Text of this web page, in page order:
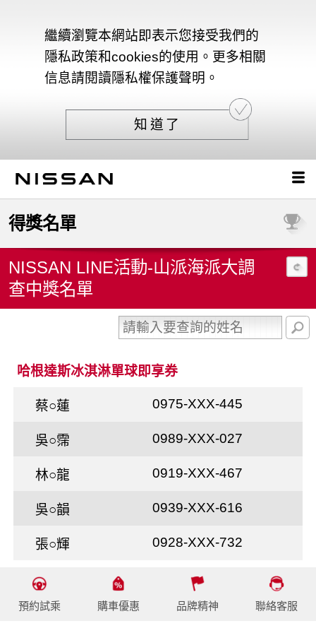
繼續瀏覽本網站即表示您接受我們的
隱私政策和cookies的使用。更多相關
信息請閱讀隱私權保護聲明。
知道了
得獎名單
NISSAN LINE活動-山派海派大調
查中獎名單
哈根達斯冰淇淋單球即享券
蔡○蓮 0975-XXX-445
吳○霈 0989-XXX-027
林○龍 0919-XXX-467
吳○韻 0939-XXX-616
張○輝 0928-XXX-732
預約試乘 購車優惠 品牌精神 聯絡客服